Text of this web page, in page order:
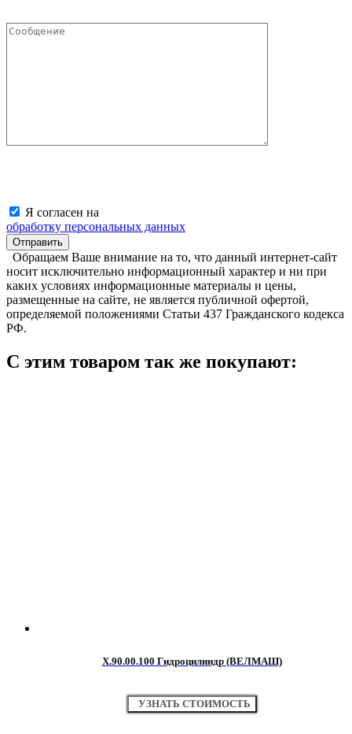
Я согласен на
обработку персональных данных
Обращаем Ваше внимание на то, что данный интернет-сайт
носит исключительно информационный характер и ни при
каких условиях информационные материалы и цены,
размещенные на сайте, не является публичной офертой,
определяемой положениями Статьи 437 Гражданского кодекса
РФ.
С этим товаром так же покупают:
Х.90.00.100 Гидроцилиндр (ВЕЛМАШ)
УЗНАТЬ СТОИМОСТЬ